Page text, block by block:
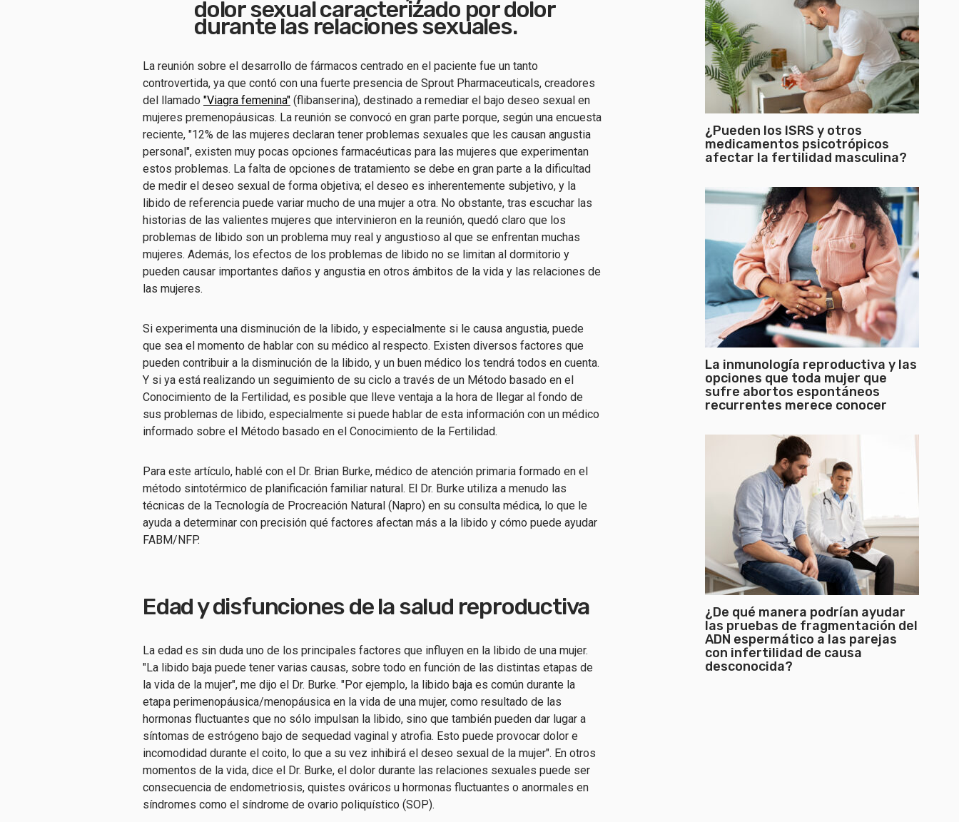
dolor sexual caracterizado por dolor
durante las relaciones sexuales.
La reunión sobre el desarrollo de fármacos centrado en el paciente fue un tanto
controvertida, ya que contó con una fuerte presencia de Sprout Pharmaceuticals, creadores
del llamado "Viagra femenina" (flibanserina), destinado a remediar el bajo deseo sexual en
mujeres premenopáusicas. La reunión se convocó en gran parte porque, según una encuesta
reciente, "12% de las mujeres declaran tener problemas sexuales que les causan angustia
personal", existen muy pocas opciones farmacéuticas para las mujeres que experimentan
estos problemas. La falta de opciones de tratamiento se debe en gran parte a la dificultad
de medir el deseo sexual de forma objetiva; el deseo es inherentemente subjetivo, y la
libido de referencia puede variar mucho de una mujer a otra. No obstante, tras escuchar las
historias de las valientes mujeres que intervinieron en la reunión, quedó claro que los
problemas de libido son un problema muy real y angustioso al que se enfrentan muchas
mujeres. Además, los efectos de los problemas de libido no se limitan al dormitorio y
pueden causar importantes daños y angustia en otros ámbitos de la vida y las relaciones de
las mujeres.
Si experimenta una disminución de la libido, y especialmente si le causa angustia, puede
que sea el momento de hablar con su médico al respecto. Existen diversos factores que
pueden contribuir a la disminución de la libido, y un buen médico los tendrá todos en cuenta.
Y si ya está realizando un seguimiento de su ciclo a través de un Método basado en el
Conocimiento de la Fertilidad, es posible que lleve ventaja a la hora de llegar al fondo de
sus problemas de libido, especialmente si puede hablar de esta información con un médico
informado sobre el Método basado en el Conocimiento de la Fertilidad.
Para este artículo, hablé con el Dr. Brian Burke, médico de atención primaria formado en el
método sintotérmico de planificación familiar natural. El Dr. Burke utiliza a menudo las
técnicas de la Tecnología de Procreación Natural (Napro) en su consulta médica, lo que le
ayuda a determinar con precisión qué factores afectan más a la libido y cómo puede ayudar
FABM/NFP.
Edad y disfunciones de la salud reproductiva
La edad es sin duda uno de los principales factores que influyen en la libido de una mujer.
"La libido baja puede tener varias causas, sobre todo en función de las distintas etapas de
la vida de la mujer", me dijo el Dr. Burke. "Por ejemplo, la libido baja es común durante la
etapa perimenopáusica/menopáusica en la vida de una mujer, como resultado de las
hormonas fluctuantes que no sólo impulsan la libido, sino que también pueden dar lugar a
síntomas de estrógeno bajo de sequedad vaginal y atrofia. Esto puede provocar dolor e
incomodidad durante el coito, lo que a su vez inhibirá el deseo sexual de la mujer". En otros
momentos de la vida, dice el Dr. Burke, el dolor durante las relaciones sexuales puede ser
consecuencia de endometriosis, quistes ováricos u hormonas fluctuantes o anormales en
síndromes como el síndrome de ovario poliquístico (SOP).
¿Pueden los ISRS y otros
medicamentos psicotrópicos
afectar la fertilidad masculina?
La inmunología reproductiva y las
opciones que toda mujer que
sufre abortos espontáneos
recurrentes merece conocer
¿De qué manera podrían ayudar
las pruebas de fragmentación del
ADN espermático a las parejas
con infertilidad de causa
desconocida?